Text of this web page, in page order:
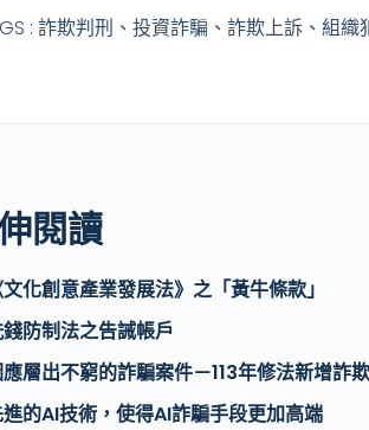
: 詐欺判刑、投資詐騙、詐欺上訴、組織
閱讀
文化創意產業發展法》之「黃牛條款」
防制法之告誡帳戶
層出不窮的詐騙案件－113年修法新增詐
的AI技術，使得AI詐騙手段更加高端